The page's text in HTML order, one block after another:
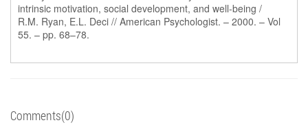
intrinsic motivation, social development, and well-being /
R.M. Ryan, E.L. Deci // American Psychologist. – 2000. – Vol
55. – pp. 68–78.
Comments(0)